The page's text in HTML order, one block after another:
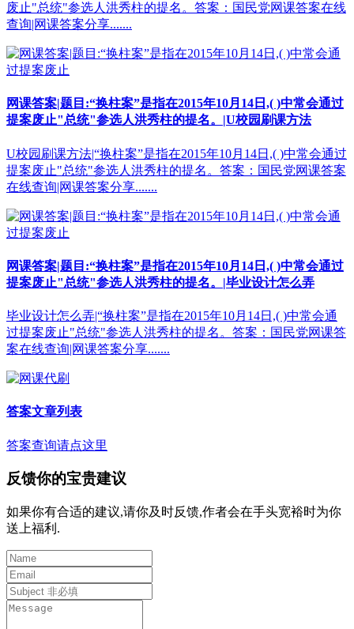
废止"总统"参选人洪秀柱的提名。答案：国民党网课答案在线
查询|网课答案分享.......
网课答案|题目:“换柱案”是指在2015年10月14日,( )中常会通过
提案废止"总统"参选人洪秀柱的提名。|U校园刷课方法
U校园刷课方法|“换柱案”是指在2015年10月14日,( )中常会通过
提案废止"总统"参选人洪秀柱的提名。答案：国民党网课答案
在线查询|网课答案分享.......
网课答案|题目:“换柱案”是指在2015年10月14日,( )中常会通过
提案废止"总统"参选人洪秀柱的提名。|毕业设计怎么弄
毕业设计怎么弄|“换柱案”是指在2015年10月14日,( )中常会通
过提案废止"总统"参选人洪秀柱的提名。答案：国民党网课答
案在线查询|网课答案分享.......
答案文章列表
答案查询请点这里
反馈你的宝贵建议
如果你有合适的建议,请你及时反馈,作者会在手头宽裕时为你
送上福利.